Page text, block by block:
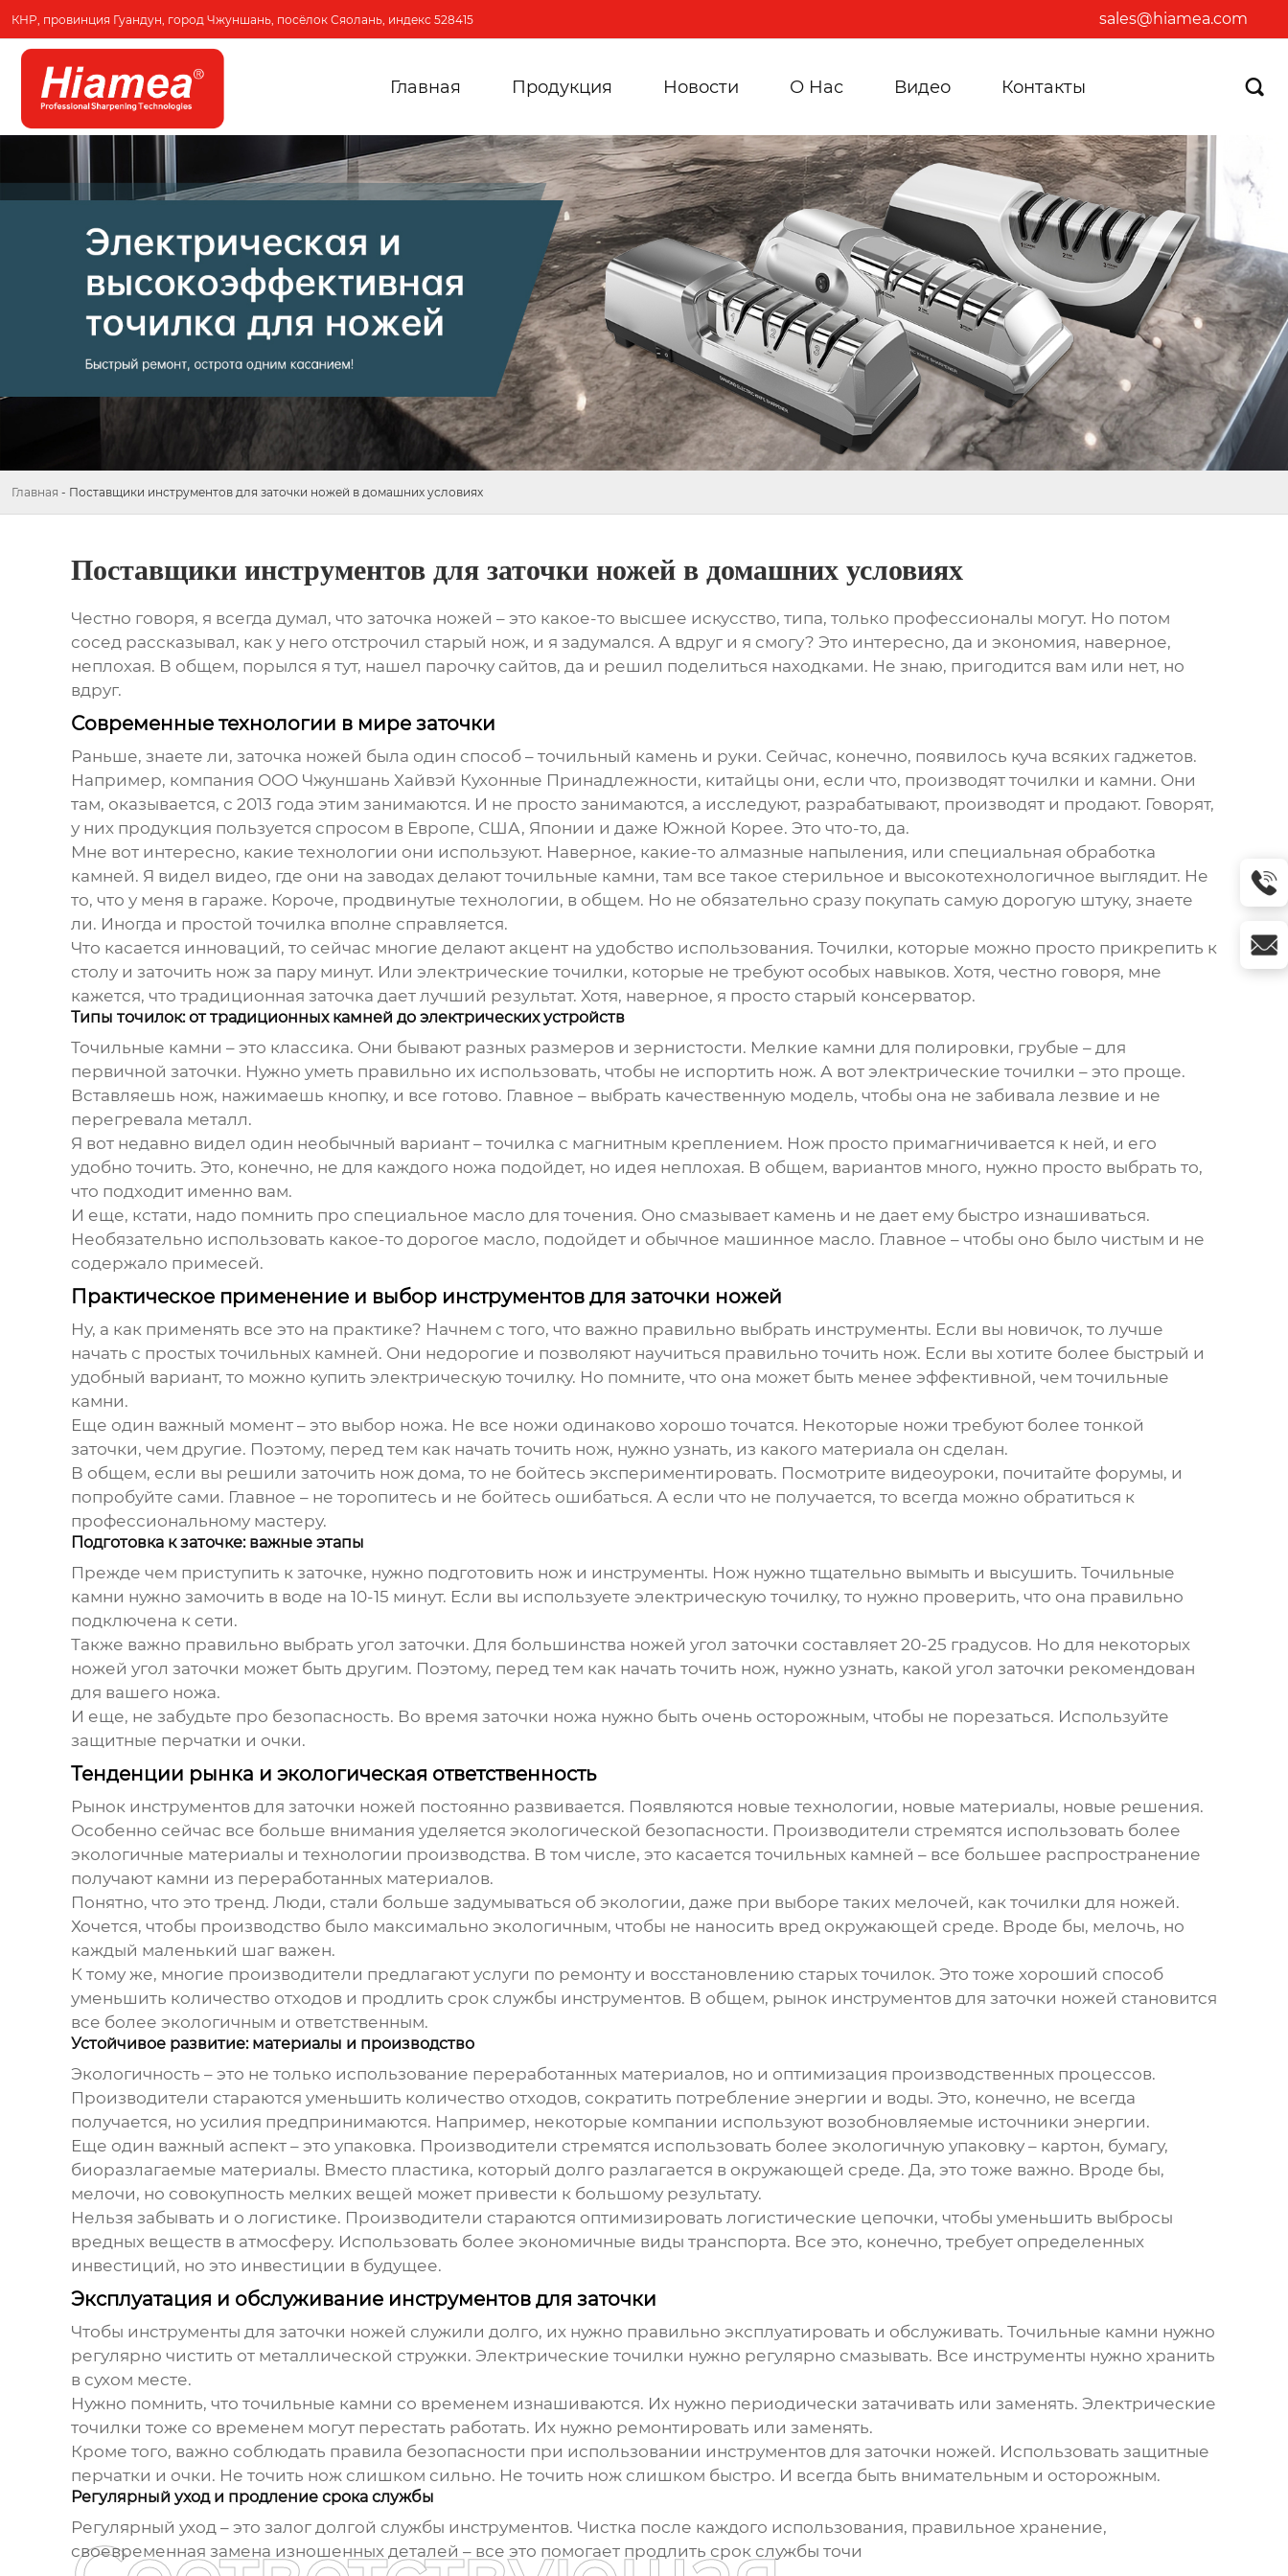
КНР, провинция Гуандун, город Чжуншань, посёлок Сяолань, индекс 528415 sales@hiamea.com
Главная Продукция Новости О Hас Видео Контакты 
Главная - Поставщики инструментов для заточки ножей в домашних условиях
Поставщики инструментов для заточки ножей в домашних условиях
Честно говоря, я всегда думал, что заточка ножей – это какое-то высшее искусство, типа, только профессионалы могут. Но потом
сосед рассказывал, как у него отстрочил старый нож, и я задумался. А вдруг и я смогу? Это интересно, да и экономия, наверное,
неплохая. В общем, порылся я тут, нашел парочку сайтов, да и решил поделиться находками. Не знаю, пригодится вам или нет, но
вдруг.
Современные технологии в мире заточки
Раньше, знаете ли, заточка ножей была один способ – точильный камень и руки. Сейчас, конечно, появилось куча всяких гаджетов.
Например, компания ООО Чжуншань Хайвэй Кухонные Принадлежности, китайцы они, если что, производят точилки и камни. Они
там, оказывается, с 2013 года этим занимаются. И не просто занимаются, а исследуют, разрабатывают, производят и продают. Говорят,
у них продукция пользуется спросом в Европе, США, Японии и даже Южной Корее. Это что-то, да.
Мне вот интересно, какие технологии они используют. Наверное, какие-то алмазные напыления, или специальная обработка
камней. Я видел видео, где они на заводах делают точильные камни, там все такое стерильное и высокотехнологичное выглядит. Не
то, что у меня в гараже. Короче, продвинутые технологии, в общем. Но не обязательно сразу покупать самую дорогую штуку, знаете
ли. Иногда и простой точилка вполне справляется.
Что касается инноваций, то сейчас многие делают акцент на удобство использования. Точилки, которые можно просто прикрепить к
столу и заточить нож за пару минут. Или электрические точилки, которые не требуют особых навыков. Хотя, честно говоря, мне
кажется, что традиционная заточка дает лучший результат. Хотя, наверное, я просто старый консерватор.
Типы точилок: от традиционных камней до электрических устройств
Точильные камни – это классика. Они бывают разных размеров и зернистости. Мелкие камни для полировки, грубые – для
первичной заточки. Нужно уметь правильно их использовать, чтобы не испортить нож. А вот электрические точилки – это проще.
Вставляешь нож, нажимаешь кнопку, и все готово. Главное – выбрать качественную модель, чтобы она не забивала лезвие и не
перегревала металл.
Я вот недавно видел один необычный вариант – точилка с магнитным креплением. Нож просто примагничивается к ней, и его
удобно точить. Это, конечно, не для каждого ножа подойдет, но идея неплохая. В общем, вариантов много, нужно просто выбрать то,
что подходит именно вам.
И еще, кстати, надо помнить про специальное масло для точения. Оно смазывает камень и не дает ему быстро изнашиваться.
Необязательно использовать какое-то дорогое масло, подойдет и обычное машинное масло. Главное – чтобы оно было чистым и не
содержало примесей.
Практическое применение и выбор инструментов для заточки ножей
Ну, а как применять все это на практике? Начнем с того, что важно правильно выбрать инструменты. Если вы новичок, то лучше
начать с простых точильных камней. Они недорогие и позволяют научиться правильно точить нож. Если вы хотите более быстрый и
удобный вариант, то можно купить электрическую точилку. Но помните, что она может быть менее эффективной, чем точильные
камни.
Еще один важный момент – это выбор ножа. Не все ножи одинаково хорошо точатся. Некоторые ножи требуют более тонкой
заточки, чем другие. Поэтому, перед тем как начать точить нож, нужно узнать, из какого материала он сделан.
В общем, если вы решили заточить нож дома, то не бойтесь экспериментировать. Посмотрите видеоуроки, почитайте форумы, и
попробуйте сами. Главное – не торопитесь и не бойтесь ошибаться. А если что не получается, то всегда можно обратиться к
профессиональному мастеру.
Подготовка к заточке: важные этапы
Прежде чем приступить к заточке, нужно подготовить нож и инструменты. Нож нужно тщательно вымыть и высушить. Точильные
камни нужно замочить в воде на 10-15 минут. Если вы используете электрическую точилку, то нужно проверить, что она правильно
подключена к сети.
Также важно правильно выбрать угол заточки. Для большинства ножей угол заточки составляет 20-25 градусов. Но для некоторых
ножей угол заточки может быть другим. Поэтому, перед тем как начать точить нож, нужно узнать, какой угол заточки рекомендован
для вашего ножа.
И еще, не забудьте про безопасность. Во время заточки ножа нужно быть очень осторожным, чтобы не порезаться. Используйте
защитные перчатки и очки.
Тенденции рынка и экологическая ответственность
Рынок инструментов для заточки ножей постоянно развивается. Появляются новые технологии, новые материалы, новые решения.
Особенно сейчас все больше внимания уделяется экологической безопасности. Производители стремятся использовать более
экологичные материалы и технологии производства. В том числе, это касается точильных камней – все большее распространение
получают камни из переработанных материалов.
Понятно, что это тренд. Люди, стали больше задумываться об экологии, даже при выборе таких мелочей, как точилки для ножей.
Хочется, чтобы производство было максимально экологичным, чтобы не наносить вред окружающей среде. Вроде бы, мелочь, но
каждый маленький шаг важен.
К тому же, многие производители предлагают услуги по ремонту и восстановлению старых точилок. Это тоже хороший способ
уменьшить количество отходов и продлить срок службы инструментов. В общем, рынок инструментов для заточки ножей становится
все более экологичным и ответственным.
Устойчивое развитие: материалы и производство
Экологичность – это не только использование переработанных материалов, но и оптимизация производственных процессов.
Производители стараются уменьшить количество отходов, сократить потребление энергии и воды. Это, конечно, не всегда
получается, но усилия предпринимаются. Например, некоторые компании используют возобновляемые источники энергии.
Еще один важный аспект – это упаковка. Производители стремятся использовать более экологичную упаковку – картон, бумагу,
биоразлагаемые материалы. Вместо пластика, который долго разлагается в окружающей среде. Да, это тоже важно. Вроде бы,
мелочи, но совокупность мелких вещей может привести к большому результату.
Нельзя забывать и о логистике. Производители стараются оптимизировать логистические цепочки, чтобы уменьшить выбросы
вредных веществ в атмосферу. Использовать более экономичные виды транспорта. Все это, конечно, требует определенных
инвестиций, но это инвестиции в будущее.
Эксплуатация и обслуживание инструментов для заточки
Чтобы инструменты для заточки ножей служили долго, их нужно правильно эксплуатировать и обслуживать. Точильные камни нужно
регулярно чистить от металлической стружки. Электрические точилки нужно регулярно смазывать. Все инструменты нужно хранить
в сухом месте.
Нужно помнить, что точильные камни со временем изнашиваются. Их нужно периодически затачивать или заменять. Электрические
точилки тоже со временем могут перестать работать. Их нужно ремонтировать или заменять.
Кроме того, важно соблюдать правила безопасности при использовании инструментов для заточки ножей. Использовать защитные
перчатки и очки. Не точить нож слишком сильно. Не точить нож слишком быстро. И всегда быть внимательным и осторожным.
Регулярный уход и продление срока службы
Регулярный уход – это залог долгой службы инструментов. Чистка после каждого использования, правильное хранение,
своевременная замена изношенных деталей – все это помогает продлить срок службы точи